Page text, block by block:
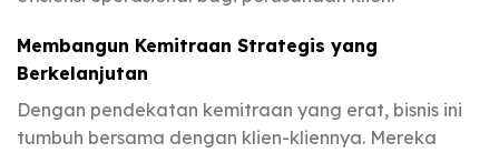
Membangun Kemitraan Strategis yang
Berkelanjutan
Dengan pendekatan kemitraan yang erat, bisnis ini
tumbuh bersama dengan klien-kliennya. Mereka